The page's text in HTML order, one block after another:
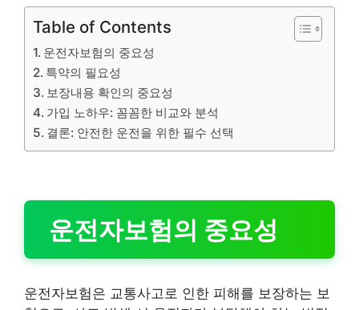
Table of Contents
운전자보험의 중요성
특약의 필요성
보장내용 확인의 중요성
가입 노하우: 꼼꼼한 비교와 분석
결론: 안전한 운전을 위한 필수 선택
운전자보험의 중요성
운전자보험은 교통사고로 인한 피해를 보장하는 보